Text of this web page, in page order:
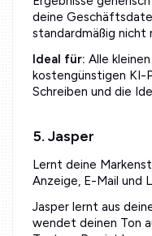
deine
standardmäßig nicht
Ideal für: Alle
kostengünstigen KI-
Schreiben und die
5. Jasper
Lernt deine
Anzeige, E-Mail und
Jasper lernt aus
wendet deinen Ton